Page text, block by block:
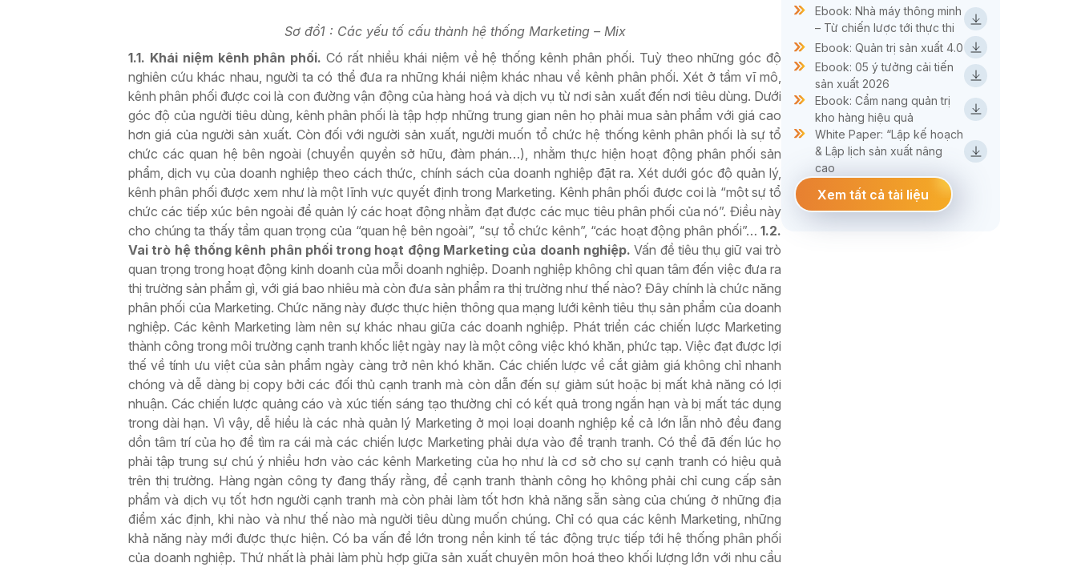
Sơ đồ1 : Các yếu tố cấu thành hệ thống Marketing – Mix
1.1. Khái niệm kênh phân phối. Có rất nhiều khái niệm về hệ thống kênh phân phối. Tuỳ theo những góc độ
nghiên cứu khác nhau, người ta có thể đưa ra những khái niệm khác nhau về kênh phân phối. Xét ở tầm vĩ mô,
kênh phân phối được coi là con đường vận động của hàng hoá và dịch vụ từ nơi sản xuất đến nơi tiêu dùng. Dưới
góc độ của người tiêu dùng, kênh phân phối là tập hợp những trung gian nên họ phải mua sản phẩm với giá cao
hơn giá của người sản xuất. Còn đối với người sản xuất, người muốn tổ chức hệ thống kênh phân phối là sự tổ
chức các quan hệ bên ngoài (chuyển quyền sở hữu, đàm phán…), nhằm thực hiện hoạt động phân phối sản
phẩm, dịch vụ của doanh nghiệp theo cách thức, chính sách của doanh nghiệp đặt ra. Xét dưới góc độ quản lý,
kênh phân phối được xem như là một lĩnh vực quyết định trong Marketing. Kênh phân phối được coi là “một sự tổ
chức các tiếp xúc bên ngoài để quản lý các hoạt động nhằm đạt được các mục tiêu phân phối của nó”. Điều này
cho chúng ta thấy tầm quan trọng của “quan hệ bên ngoài”, “sự tổ chức kênh”, “các hoạt động phân phối”…1.2.
Vai trò hệ thống kênh phân phối trong hoạt động Marketing của doanh nghiệp. Vấn đề tiêu thụ giữ vai trò
quan trọng trong hoạt động kinh doanh của mỗi doanh nghiệp. Doanh nghiệp không chỉ quan tâm đến việc đưa ra
thị trường sản phẩm gì, với giá bao nhiêu mà còn đưa sản phẩm ra thị trường như thế nào? Đây chính là chức năng
phân phối của Marketing. Chức năng này được thực hiện thông qua mạng lưới kênh tiêu thụ sản phẩm của doanh
nghiệp. Các kênh Marketing làm nên sự khác nhau giữa các doanh nghiệp. Phát triển các chiến lược Marketing
thành công trong môi trường cạnh tranh khốc liệt ngày nay là một công việc khó khăn, phức tạp. Việc đạt được lợi
thế về tính ưu việt của sản phẩm ngày càng trở nên khó khăn. Các chiến lược về cắt giảm giá không chỉ nhanh
chóng và dễ dàng bị copy bởi các đối thủ cạnh tranh mà còn dẫn đến sự giảm sút hoặc bị mất khả năng có lợi
nhuận. Các chiến lược quảng cáo và xúc tiến sáng tạo thường chỉ có kết quả trong ngắn hạn và bị mất tác dụng
trong dài hạn. Vì vậy, dễ hiểu là các nhà quản lý Marketing ở mọi loại doanh nghiệp kể cả lớn lẫn nhỏ đều đang
dồn tâm trí của họ để tìm ra cái mà các chiến lược Marketing phải dựa vào để trạnh tranh. Có thể đã đến lúc họ
phải tập trung sự chú ý nhiều hơn vào các kênh Marketing của họ như là cơ sở cho sự cạnh tranh có hiệu quả
trên thị trường. Hàng ngàn công ty đang thấy rằng, để cạnh tranh thành công họ không phải chỉ cung cấp sản
phẩm và dịch vụ tốt hơn người cạnh tranh mà còn phải làm tốt hơn khả năng sẵn sàng của chúng ở những địa
điểm xác định, khi nào và như thế nào mà người tiêu dùng muốn chúng. Chỉ có qua các kênh Marketing, những
khả năng này mới được thực hiện. Có ba vấn đề lớn trong nền kinh tế tác động trực tiếp tới hệ thống phân phối
của doanh nghiệp. Thứ nhất là phải làm phù hợp giữa sản xuất chuyên môn hoá theo khối lượng lớn với nhu cầu
Ebook: Nhà máy thông minh
– Từ chiến lược tới thực thi
Ebook: Quản trị sản xuất 4.0
Ebook: 05 ý tưởng cải tiến
sản xuất 2026
Ebook: Cẩm nang quản trị
kho hàng hiệu quả
White Paper: “Lập kế hoạch
& Lập lịch sản xuất nâng
cao
Xem tất cả tài liệu